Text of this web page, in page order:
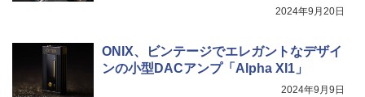
2024年9月20日
ONIX、ビンテージでエレガントなデザイ
ンの小型DACアンプ「Alpha XI1」
2024年9月9日